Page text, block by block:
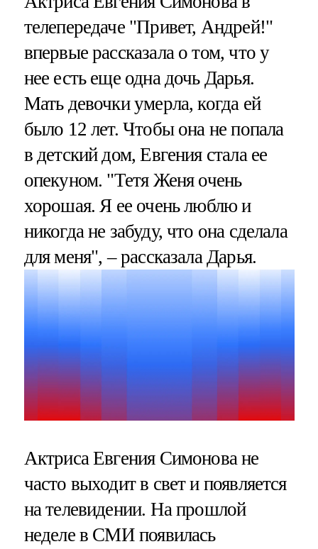
телепередаче "Привет, Андрей!"
впервые рассказала о том, что у
нее есть еще одна дочь Дарья.
Мать девочки умерла, когда ей
было 12 лет. Чтобы она не попала
в детский дом, Евгения стала ее
опекуном. "Тетя Женя очень
хорошая. Я ее очень люблю и
никогда не забуду, что она сделала
для меня", – рассказала Дарья.
Актриса Евгения Симонова не
часто выходит в свет и появляется
на телевидении. На прошлой
неделе в СМИ появилась